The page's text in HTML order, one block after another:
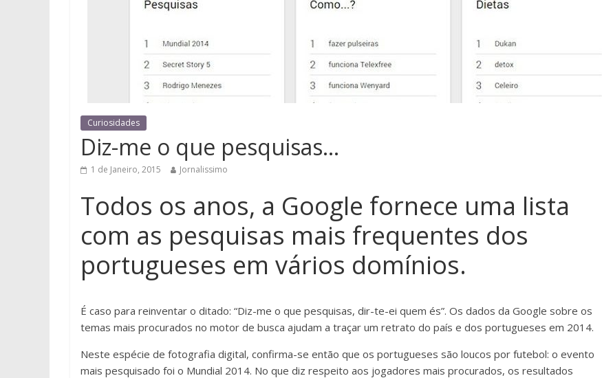
Curiosidades
Diz-me o que pesquisas…
1 de Janeiro, 2015 Jornalissimo
Todos os anos, a Google fornece uma lista
com as pesquisas mais frequentes dos
portugueses em vários domínios.
É caso para reinventar o ditado: “Diz-me o que pesquisas, dir-te-ei quem és”. Os dados da Google sobre os
temas mais procurados no motor de busca ajudam a traçar um retrato do país e dos portugueses em 2014.
Neste espécie de fotografia digital, confirma-se então que os portugueses são loucos por futebol: o evento
mais pesquisado foi o Mundial 2014. No que diz respeito aos jogadores mais procurados, os resultados